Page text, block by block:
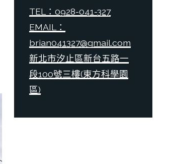
TEL：0928-041-327
EMAIL：
brian041327@gmail.com
新北市汐止區新台五路一
段100號三樓(東方科學園
區)